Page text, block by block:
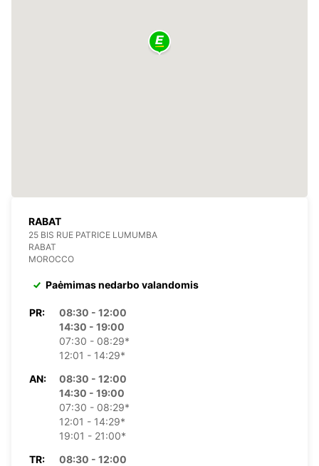
RABAT
25 BIS RUE PATRICE LUMUMBA
RABAT
MOROCCO
Paėmimas nedarbo valandomis
PR:
08:30 - 12:00
14:30 - 19:00
07:30 - 08:29*
12:01 - 14:29*
AN:
08:30 - 12:00
14:30 - 19:00
07:30 - 08:29*
12:01 - 14:29*
19:01 - 21:00*
TR:
08:30 - 12:00